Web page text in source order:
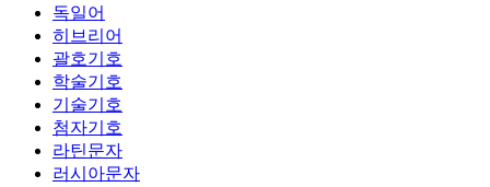
독일어
히브리어
괄호기호
학술기호
기술기호
첨자기호
라틴문자
러시아문자